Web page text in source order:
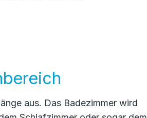
aus. Das Badezimmer wird